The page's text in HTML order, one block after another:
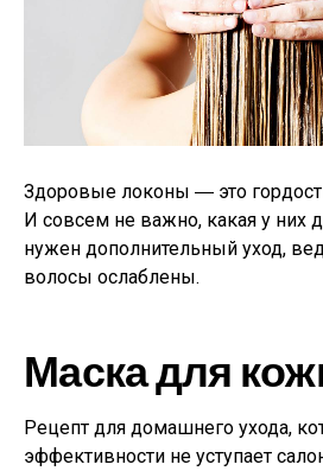
Здоровые локоны ― это
И совсем не важно, какая у них
нужен дополнительный уход,
волосы ослаблены.
Маска для
Рецепт для домашнего ухода,
эффективности не уступает